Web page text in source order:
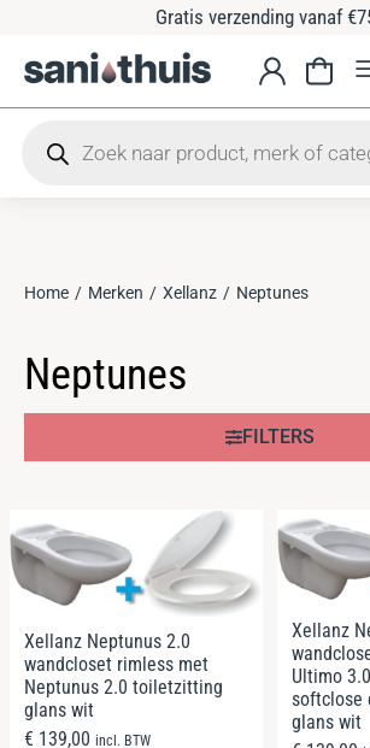
Gratis verzending vanaf
Je bent hier:
Home Merken Xellanz Neptunes
Neptunes
FILTERS
Xellanz Neptunus 2.0
wandcloset rimless met
Neptunus 2.0 toiletzitting
glans wit
€ 139,00 incl. BTW
Xellanz
Ultimo
softclose
glans wit